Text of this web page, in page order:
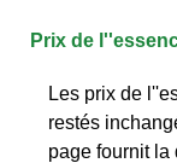
Prix de
Les prix de
restés
page fournit la